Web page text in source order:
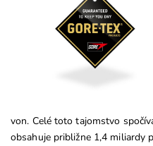
von. Celé toto tajomstvo
obsahuje približne 1,4 miliardy